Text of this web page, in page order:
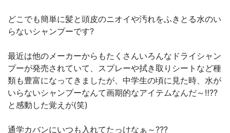
どこでも簡単に髪と頭皮のニオイや汚れをふきとる水のい
らないシャンプーです?
最近は他のメーカーからもたくさんいろんなドライシャン
プーが発売されていて、スプレーや拭き取りシートなど種
類も豊富になってきましたが、中学生の頃に見た時、水が
いらないシャンプーなんて画期的なアイテムなんだ～‼️??
と感動した覚えが(笑)
通学カバンにいつも入れてたっけなぁ～???